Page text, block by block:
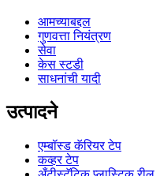
आमच्याबद्दल
गुणवत्ता नियंत्रण
सेवा
केस स्टडी
साधनांची यादी
उत्पादने
एम्बॉस्ड कॅरियर टेप
कव्हर टेप